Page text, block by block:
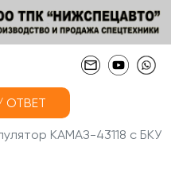
ОТВЕТ
КАМАЗ-43118 с БКУ ...